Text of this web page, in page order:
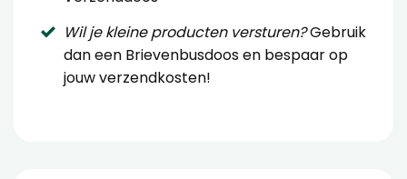
Wil je kleine producten versturen?Gebruik
dan een Brievenbusdoosen bespaar op
jouw verzendkosten!